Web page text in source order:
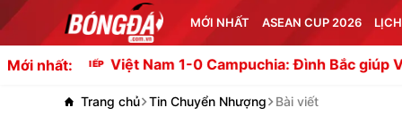
MỚI NHẤT ASEAN CUP 2026
Mới nhất:
1-0 Campuchia: Đình Bắc giúp Việt Nam dẫn đầu
Trang chủ Tin Chuyển Nhượng Bài viết